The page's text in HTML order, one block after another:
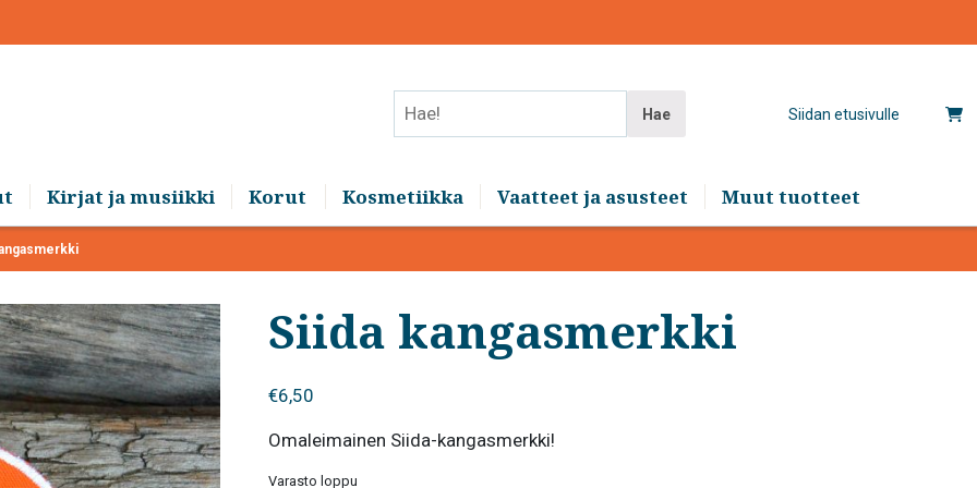
Siidan etusivulle
Hae
Kirjat ja musiikki Korut Kosmetiikka Vaatteet ja asusteet Muut tuotteet
Siida kangasmerkki
€6,50
Omaleimainen Siida-kangasmerkki!
Varasto loppu